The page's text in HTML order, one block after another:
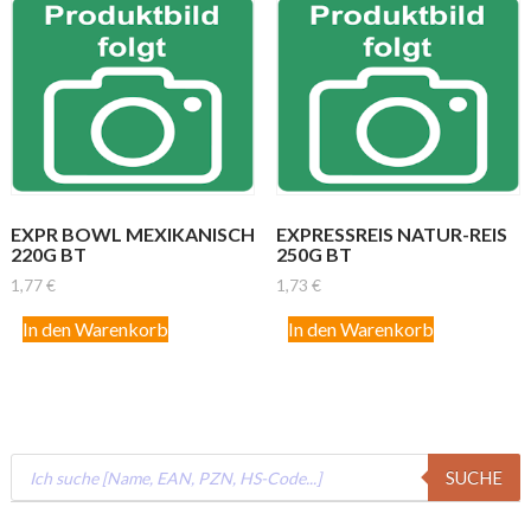
EXPR BOWL MEXIKANISCH
220G BT
1,77€
In den Warenkorb
EXPRESSREIS NATUR-REIS
250G BT
1,73 €
In den Warenkorb
Products
search
SUCHE